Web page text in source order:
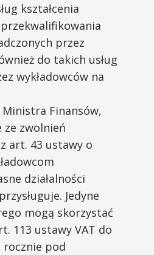
kształcenia
przez
do takich usług
wykładowców na
Ministra Finansów,
ze zwolnień
art. 43 ustawy o
działalności
Jedyne
mogą skorzystać
113 ustawy VAT do
rocznie pod